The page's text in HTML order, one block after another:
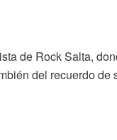
de Rock Salta,
del recuerdo de